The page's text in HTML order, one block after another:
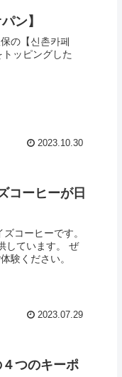
ン】
の【신촌카페
ッピングした
2023.10.30
コーヒーが日
コーヒーです。
しています。 ぜ
験ください。
2023.07.29
つのキーポ